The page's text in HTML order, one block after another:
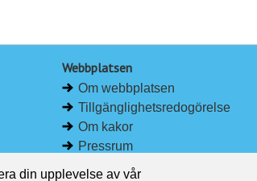
Webbplatsen
Om webbplatsen
Tillgänglighetsredogörelse
Om kakor
Pressrum
din upplevelse av vår